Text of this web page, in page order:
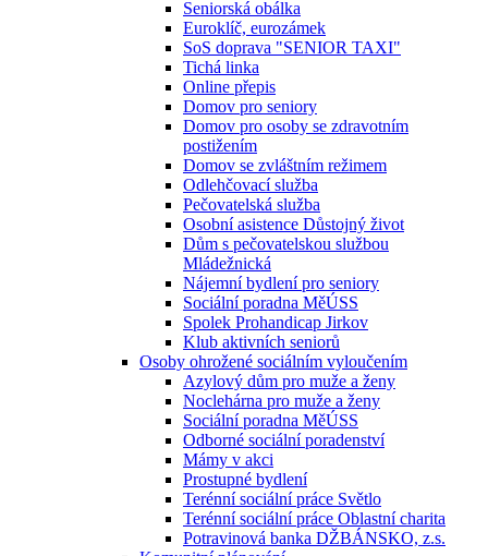
Seniorská obálka
Euroklíč, eurozámek
SoS doprava "SENIOR TAXI"
Tichá linka
Online přepis
Domov pro seniory
Domov pro osoby se zdravotním
postižením
Domov se zvláštním režimem
Odlehčovací služba
Pečovatelská služba
Osobní asistence Důstojný život
Dům s pečovatelskou službou
Mládežnická
Nájemní bydlení pro seniory
Sociální poradna MěÚSS
Spolek Prohandicap Jirkov
Klub aktivních seniorů
Osoby ohrožené sociálním vyloučením
Azylový dům pro muže a ženy
Noclehárna pro muže a ženy
Sociální poradna MěÚSS
Odborné sociální poradenství
Mámy v akci
Prostupné bydlení
Terénní sociální práce Světlo
Terénní sociální práce Oblastní charita
Potravinová banka DŽBÁNSKO, z.s.